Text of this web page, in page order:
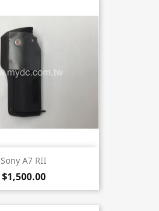
Sony A7 RII
$1,500.00